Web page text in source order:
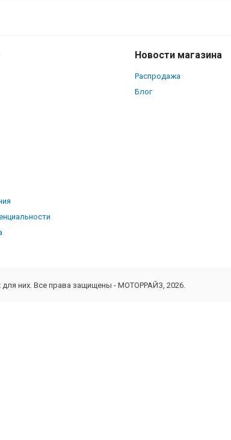
Новости магазина
Распродажа
Блог
них. Все права защищены - МОТОРРАЙЗ, 2026.